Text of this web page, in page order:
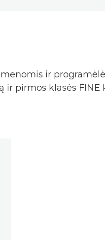
ir
pirmos klasės FINE